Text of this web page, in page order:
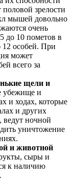
зрелости
мышей довольно
очень
до 10 пометов в
12 особей. При
может
всего за
щели и
убежище и
и ходах, которые
и других
ночной
уничтожение
и животной
сыры и
к наличию